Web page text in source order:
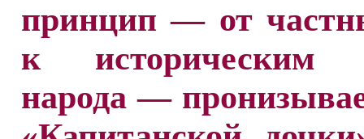
принцип — от
к историческим
народа —